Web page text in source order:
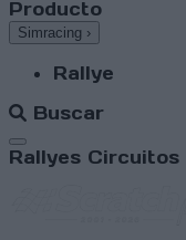
Producto
Simracing ›
Rallye
Buscar
Abrir menú
Rallyes Circuitos